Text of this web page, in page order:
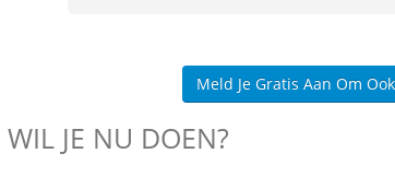
Meld Je Gratis Aan Om
JE NU DOEN?